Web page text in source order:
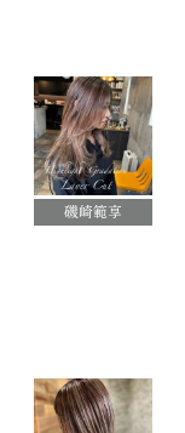
磯崎範享